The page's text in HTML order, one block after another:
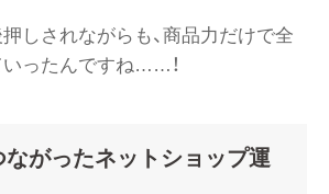
しされながらも、商品力だけで全
いったんですね……！
がったネットショップ運